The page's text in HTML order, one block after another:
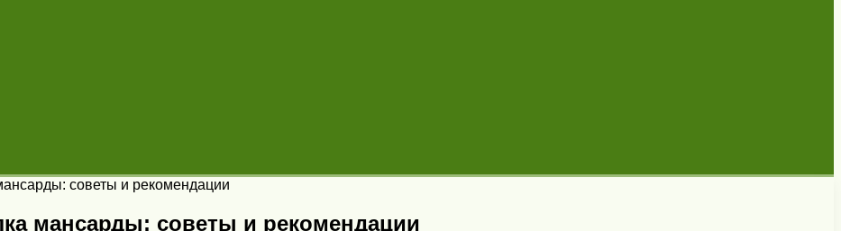
советы и рекомендации
мансарды: советы и рекомендации